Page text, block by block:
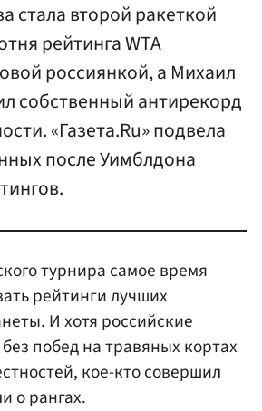
стала второй ракеткой
рейтинга WTA
россиянкой, а Михаил
собственный антирекорд
«Газета.Ru» подвела
после Уимблдона
турнира самое время
рейтинги лучших
И хотя российские
побед на травяных кортах
кое-кто совершил
о рангах.